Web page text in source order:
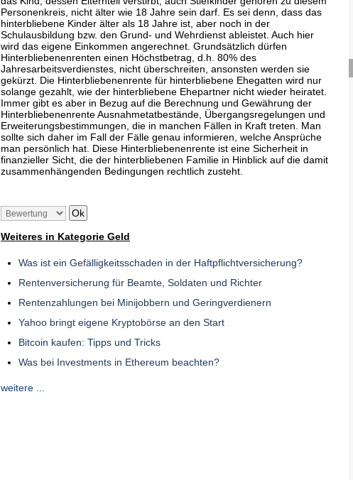
Personenkreis, nicht älter wie 18 Jahre sein darf. Es sei denn, dass das
hinterbliebene Kinder älter als 18 Jahre ist, aber noch in der
Schulausbildung bzw. den Grund- und Wehrdienst ableistet. Auch hier
wird das eigene Einkommen angerechnet. Grundsätzlich dürfen
Hinterbliebenenrenten einen Höchstbetrag, d.h. 80% des
Jahresarbeitsverdienstes, nicht überschreiten, ansonsten werden sie
gekürzt. Die Hinterbliebenenrente für hinterbliebene Ehegatten wird nur
solange gezahlt, wie der hinterbliebene Ehepartner nicht wieder heiratet.
Immer gibt es aber in Bezug auf die Berechnung und Gewährung der
Hinterbliebenenrente Ausnahmetatbestände, Übergangsregelungen und
Erweiterungsbestimmungen, die in manchen Fällen in Kraft treten. Man
sollte sich daher im Fall der Fälle genau informieren, welche Ansprüche
man persönlich hat. Diese Hinterbliebenenrente ist eine Sicherheit in
finanzieller Sicht, die der hinterbliebenen Familie in Hinblick auf die damit
zusammenhängenden Bedingungen rechtlich zusteht.
Weiteres in Kategorie Geld
Was ist ein Gefälligkeitsschaden in der Haftpflichtversicherung?
Rentenversicherung für Beamte, Soldaten und Richter
Rentenzahlungen bei Minijobbern und Geringverdienern
Yahoo bringt eigene Kryptobörse an den Start
Bitcoin kaufen: Tipps und Tricks
Was bei Investments in Ethereum beachten?
weitere ...